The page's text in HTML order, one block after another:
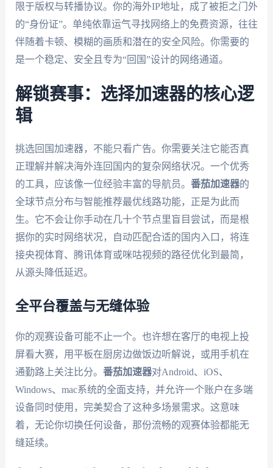
限于版权与转播协议。你的海外IP地址，成了被拒之门外
的“身份证”。单纯依靠运气寻找网络上的免费资源，往往
伴随着卡顿、模糊的画质和潜在的安全风险。你需要的
是一个稳定、安全且专为“回国”设计的网络通道。
解锁赛事：选择加速器的核心逻
辑
挑选回国加速器，不能只看广告。你需要关注它能否真
正理解并解决海外连回国内的复杂网络状况。一个优秀
的工具，应该像一位经验丰富的导航员。 番茄加速器的
全球节点分布与智能推荐最优线路功能，正是为此而
生。它不会让你手动在几十个节点里盲目尝试，而是根
据你的实时网络状况，自动匹配合适的国内入口，将连
接央视体育、腾讯体育或咪咕视频的路径优化到最简，
从源头降低延迟。
全平台覆盖与无缝体验
你的观赛设备可能不止一个。也许想在客厅的电视上投
屏看大赛，用平板在厨房边做饭边听解说，或用手机在
通勤路上关注比分。 番茄加速器对Android、iOS、
Windows、mac系统的全面支持，并允许一个账户在多端
设备同时使用，完美契合了这种多场景需求。这意味
着，无论你切换任何设备，那份流畅的观赛体验都能无
缝延续。